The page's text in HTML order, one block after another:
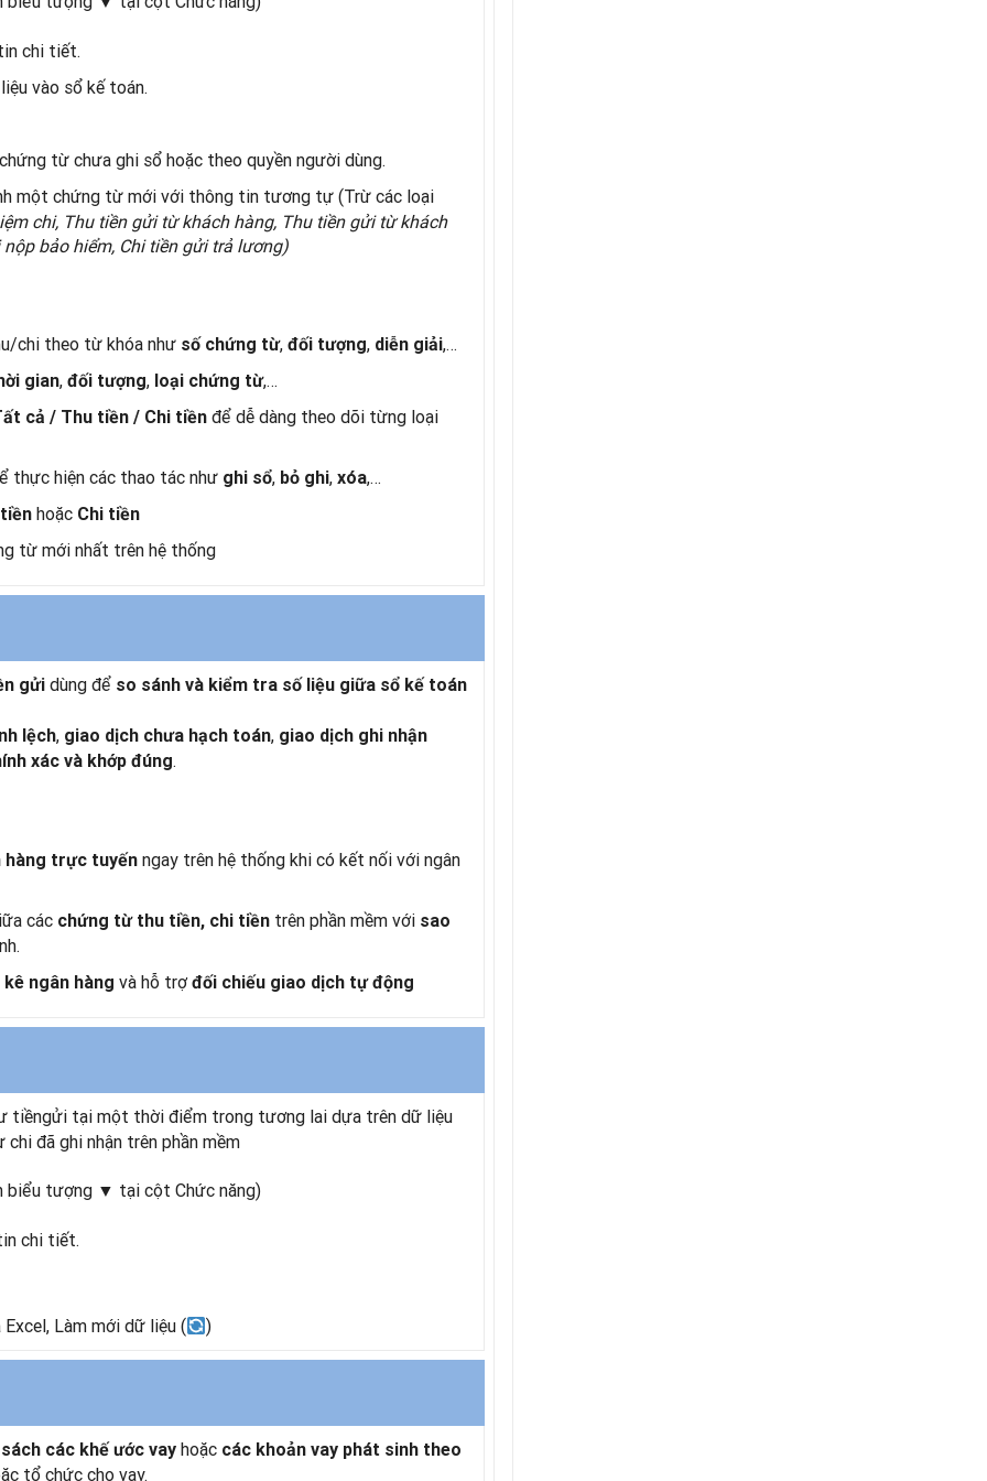
chi tiết.
vào sổ kế toán.
từ chưa ghi sổ hoặc theo quyền người dùng.
một chứng từ mới với thông tin tương tự (Trừ các loại
chi, Thu tiền gửi từ khách hàng, Thu tiền gửi từ khách
bảo hiểm, Chi tiền gửi trả lương)
chi theo từ khóa như số chứng từ, đối tượng, diễn giải,…
gian, đối tượng, loại chứng từ,…
cả / Thu tiền / Chi tiền để dễ dàng theo dõi từng loại
thực hiện các thao tác như ghi sổ, bỏ ghi, xóa,…
hoặc Chi tiền
từ mới nhất trên hệ thống
gửi dùng để so sánh và kiểm tra số liệu giữa sổ kế toán
lệch, giao dịch chưa hạch toán, giao dịch ghi nhận
xác và khớp đúng.
hàng trực tuyến ngay trên hệ thống khi có kết nối với ngân
các chứng từ thu tiền, chi tiền trên phần mềm với sao
ngân hàng và hỗ trợđối chiếu giao dịch tự động
tiềngửi tại một thời điểm trong tương lai dựa trên dữ liệu
đã ghi nhận trên phần mềm
biểu tượng ▼ tại cột Chức năng)
chi tiết.
Làm mới dữ liệu ( )
các khế ước vay hoặc các khoản vay phát sinh theo
tổ chức cho vay.